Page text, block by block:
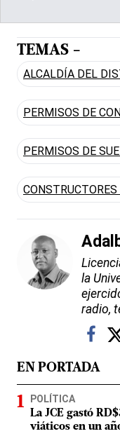
TEMAS -
ALCALDÍA DEL
PERMISOS DE
PERMISOS DE
la
radio,
EN PORTADA
POLÍTICA
La JCE gastó
viáticos en un